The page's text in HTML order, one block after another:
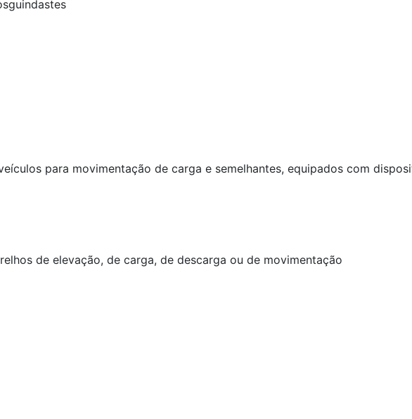
para movimentação de carga e semelhantes, equipados com
de elevação, de carga, de descarga ou de movimentação